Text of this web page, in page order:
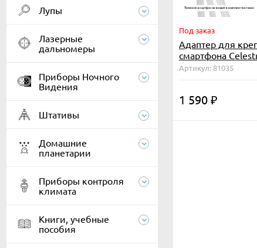
Лупы
Лазерные
дальномеры
Приборы Ночного
Видения
Штативы
Домашние
планетарии
Приборы контроля
климата
Книги, учебные
пособия
Под заказ
Адаптер для
смартфона
Артикул: 81035
1 590 ₽